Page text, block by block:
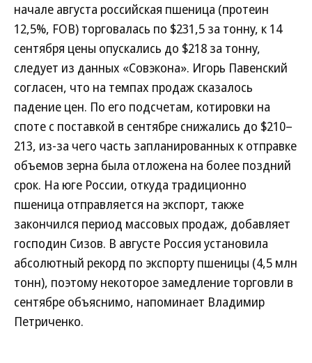
начале августа российская пшеница (протеин
12,5%, FOB) торговалась по $231,5 за тонну, к 14
сентября цены опускались до $218 за тонну,
следует из данных «Совэкона». Игорь Павенский
согласен, что на темпах продаж сказалось
падение цен. По его подсчетам, котировки на
споте с поставкой в сентябре снижались до $210–
213, из-за чего часть запланированных к отправке
объемов зерна была отложена на более поздний
срок. На юге России, откуда традиционно
пшеница отправляется на экспорт, также
закончился период массовых продаж, добавляет
господин Сизов. В августе Россия установила
абсолютный рекорд по экспорту пшеницы (4,5 млн
тонн), поэтому некоторое замедление торговли в
сентябре объяснимо, напоминает Владимир
Петриченко.